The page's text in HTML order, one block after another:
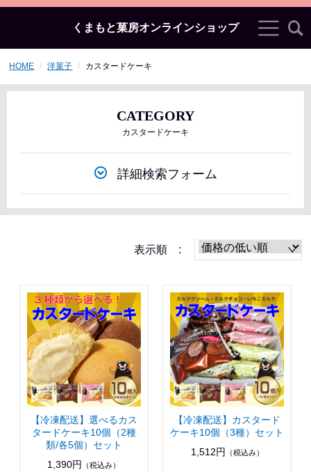
くまもと菓房オンラインショップ
HOME 洋菓子 カスタードケーキ
CATEGORY
カスタードケーキ
詳細検索フォーム
表示順 :
【冷凍配送】選べるカス
タードケーキ10個（2種
類/各5個）セット
1,390円
（税込み）
【冷凍配送】カスタード
ケーキ10個（3種）セット
1,512円
（税込み）